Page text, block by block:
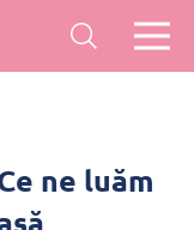
ne luăm